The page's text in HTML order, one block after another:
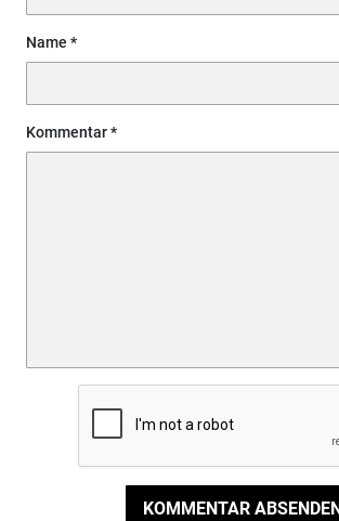
Name
Kommentar
KOMMENTAR